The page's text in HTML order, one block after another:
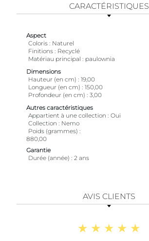
CARACTÉRISTIQUES
Aspect
Coloris
Naturel
Finitions
Recyclé
Matériau principal
paulownia
Dimensions
Hauteur (en cm)
19,00
Longueur (en cm)
150,00
Profondeur (en cm)
3,00
Autres caractéristiques
Appartient à une collection
Oui
Collection
Nemo
Poids (grammes)
880,00
Garantie
Durée (année)
2 ans
AVIS CLIENTS